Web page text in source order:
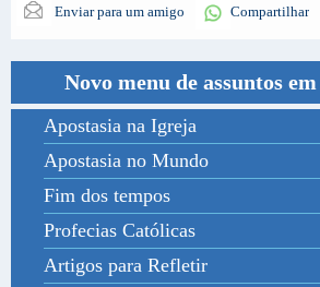
Enviar para um amigo Compartilhar
Novo menu de assuntos
Apostasia na Igreja
Apostasia no Mundo
Fim dos tempos
Profecias Católicas
Artigos para Refletir